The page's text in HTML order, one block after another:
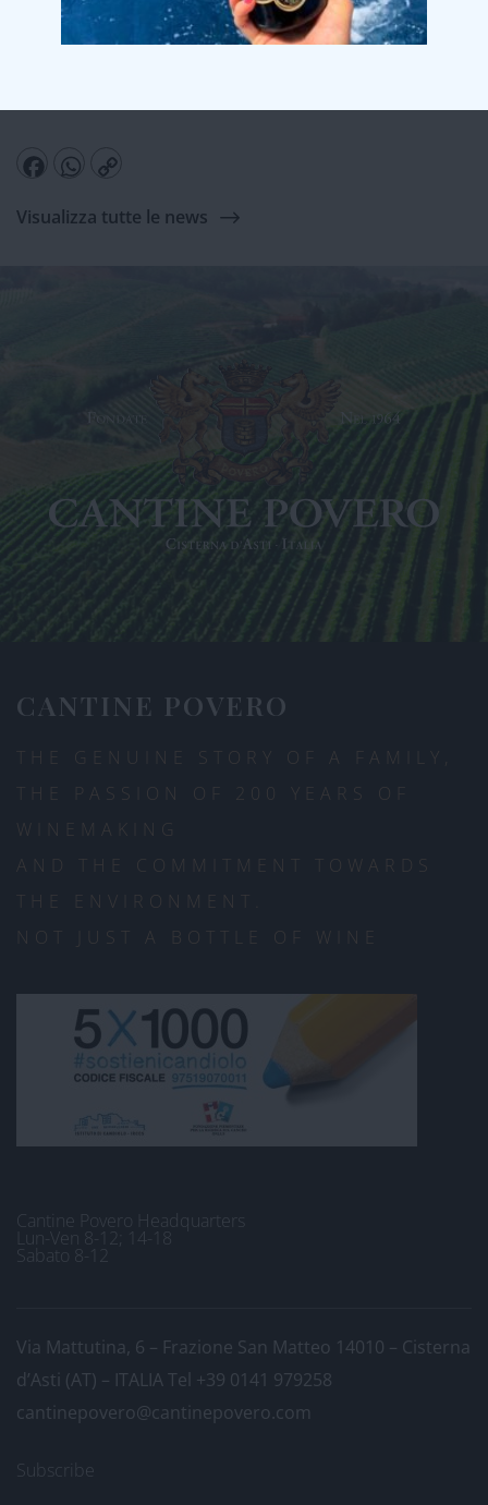
Ci vediamo al Vinitaly
Link
Visualizza tutte le news
CANTINE POVERO
THE GENUINE STORY OF A FAMILY,
THE PASSION OF 200 YEARS OF
WINEMAKING
AND THE COMMITMENT TOWARDS
THE ENVIRONMENT.
NOT JUST A BOTTLE OF WINE
Cantine Povero Headquarters
Lun-Ven 8-12; 14-18
Sabato 8-12
Via Mattutina, 6 – Frazione San Matteo 14010 – Cisterna
d’Asti (AT) – ITALIATel +39 0141 979258
cantinepovero@cantinepovero.com
Subscribe